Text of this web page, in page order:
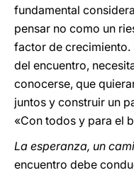
fundamental
pensar no como un
factor de crecimiento.
del encuentro,
conocerse, que
juntos y construir un
«Con todos y para el
La esperanza, un
encuentro debe